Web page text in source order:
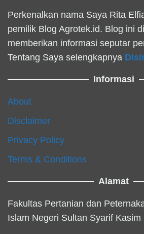
Perkenalkan nama Saya Rita
pemilik Blog Agrotek.id. Blog ini
memberikan informasi seputar
Tentang Saya selengkapnya
Informasi
About
Disclaimer
Privacy Policy
Terms & Conditions
Alamat
Fakultas Pertanian dan
Islam Negeri Sultan Syarif Kasim